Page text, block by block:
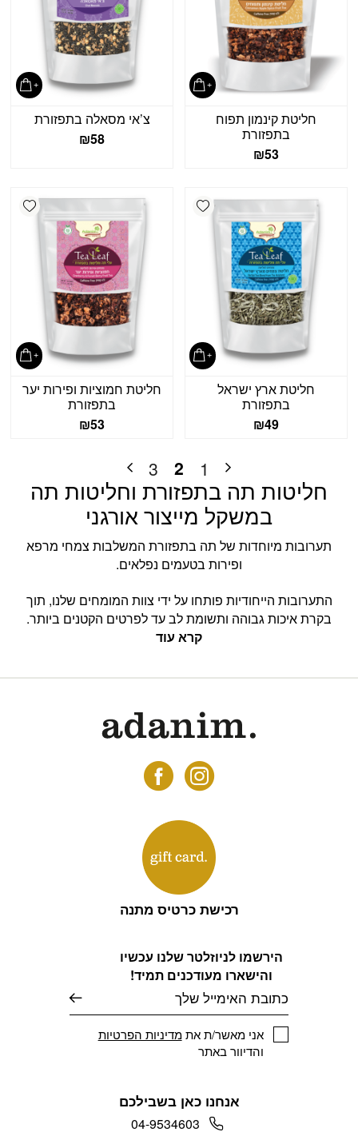
חליטת קינמון תפוח
בתפזורת
₪53
צ’אי מסאלה בתפזורת
₪58
Add wishlist
חליטת ארץ ישראל
בתפזורת
₪49
חליטת חמוציות ופירות יער
בתפזורת
₪53
1
2
3
חליטות תה בתפזורת וחליטות תה
במשקל מייצור אורגני
תערובות מיוחדות של תה בתפזורת המשלבות צמחי מרפא
ופירות בטעמים נפלאים.
התערובות הייחודיות פותחו על ידי צוות המומחים שלנו, תוך
בקרת איכות גבוהה ותשומת לב עד לפרטים הקטנים ביותר.
קרא עוד
הירשמו לניוזלטר שלנו עכשיו
והישארו מעודכנים תמיד!
אני מאשר/ת אתמדיניות הפרטיות
והדיוור באתר
אנחנו כאן בשבילכם
04-9534603
רכישת כרטיס מתנה